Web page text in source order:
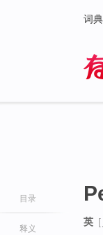
词典
目录
释义
英